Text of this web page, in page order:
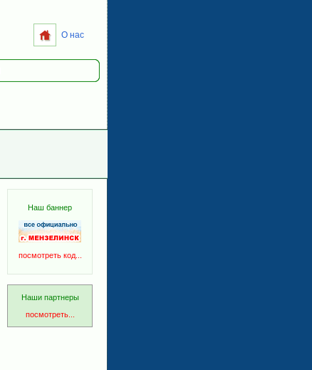
О нас
Наш баннер
посмотреть код...
Наши партнеры
посмотреть...